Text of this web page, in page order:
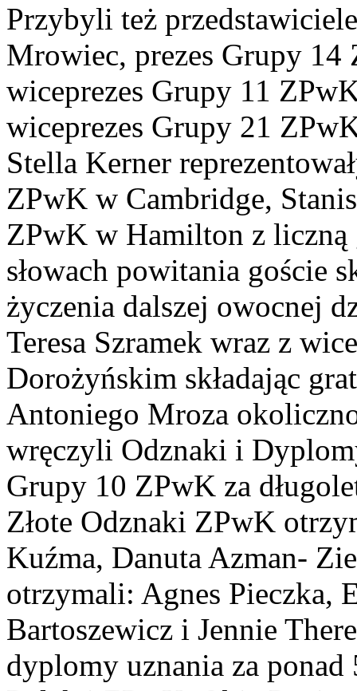
Przybyli też
Mrowiec, prezes Grupy 14
wiceprezes Grupy 11
wiceprezes Grupy 21
Stella Kerner
ZPwK w Cambridge,
ZPwK w Hamilton z liczną
słowach powitania goście
życzenia dalszej owocnej
Teresa Szramek wraz z
Dorożyńskim składając
Antoniego Mroza
wręczyli Odznaki i
Grupy 10 ZPwK za
Złote Odznaki ZPwK
Kuźma, Danuta Azman-
otrzymali: Agnes Pieczka,
Bartoszewicz i Jennie
dyplomy uznania za